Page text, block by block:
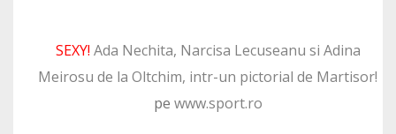
SEXY! Ada Nechita, Narcisa Lecuseanu si Adina
Meirosu de la Oltchim, intr-un pictorial de Martisor!
pe www.sport.ro